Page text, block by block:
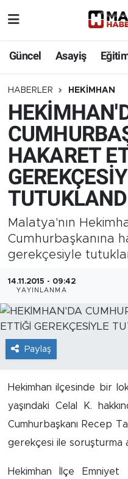
Güncel Asayiş
HABERLER HEKIMHAN
HAKARET
Malatya'nın
Cumhurbaşkanına
gerekçesiyle
14.11.2015 - 09:42
YAYINLANMA
Paylaş
Hekimhan ilçesinde bir
yaşındaki Celal K.
Cumhurbaşkanı Recep
gerekçesi ile soruşturma
Hekimhan İlçe Emniyet
Eğitim
Türkiye
Sağlık
Ekonomi
Güncel
Kültür
Dünya
Spor
Yazıhan
Kuluncak